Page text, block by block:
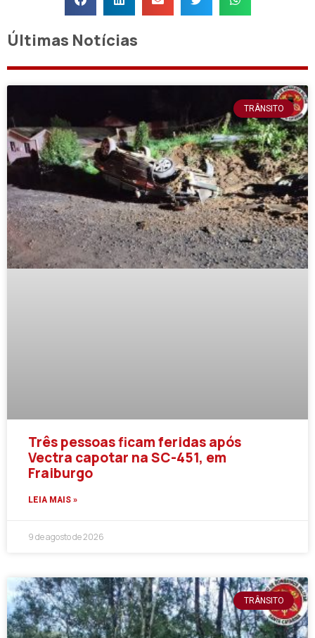
Últimas Notícias
TRÂNSITO
Três pessoas ficam feridas após
Vectra capotar na SC-451, em
Fraiburgo
LEIA MAIS »
9 de agosto de 2026
TRÂNSITO